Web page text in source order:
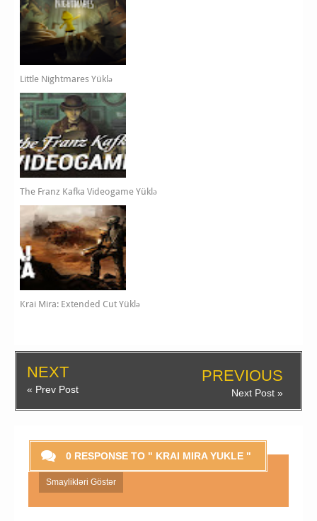
Little Nightmares Yüklə
The Franz Kafka Videogame Yüklə
Krai Mira: Extended Cut Yüklə
NEXT
« Prev Post
PREVIOUS
Next Post »
0 RESPONSE TO " KRAI MIRA YUKLE "
Smaylikləri Göstər